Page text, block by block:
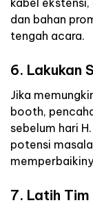
kabel
dan bahan
tengah acara.
6. Lakukan
Jika
booth,
sebelum hari
potensi
7. Latih